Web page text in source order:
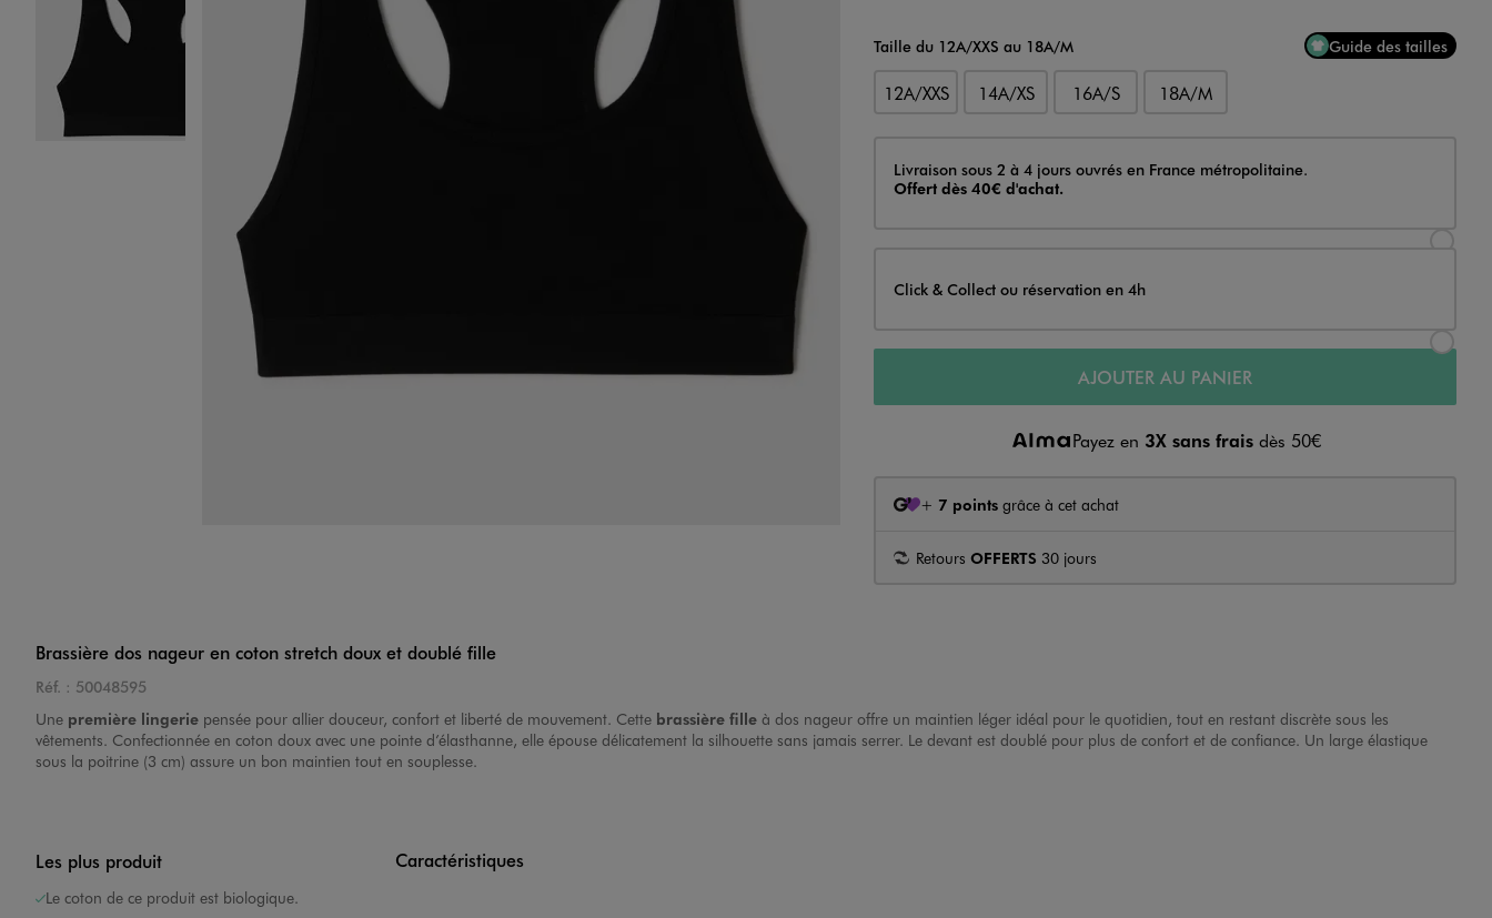
Taille du 12A/XXS au 18A/M Guide des tailles
12A/XXS 14A/XS 16A/S 18A/M
Livraison
Livraison sous 2 à 4 jours ouvrés en France métropolitaine.
Offert dès 40€ d'achat.
Click & Collect ou réservation en 4h
AJOUTER AU PANIER
Payez en 3X sans fraisdès 50€
+ 7 pointsgrâce à cet achat
Retours OFFERTS 30 jours
Brassière dos nageur en coton stretch doux et doublé fille
Réf. : 50048595
Une première lingerie pensée pour allier douceur, confort et liberté de mouvement. Cette brassière fille à dos nageur offre un maintien léger idéal pour le quotidien, tout en restant discrète sous les
vêtements. Confectionnée en coton doux avec une pointe d’élasthanne, elle épouse délicatement la silhouette sans jamais serrer. Le devant est doublé pour plus de confort et de confiance. Un large élastique
sous la poitrine (3 cm) assure un bon maintien tout en souplesse.
Les plus produit
Le coton de ce produit est biologique.
Caractéristiques